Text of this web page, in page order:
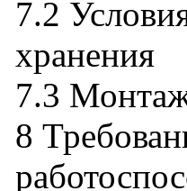
7.2
хранения
7.3
8